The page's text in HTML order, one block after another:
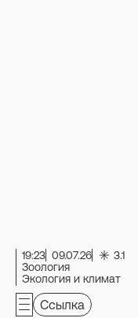
19:23 09.07.26
3.1
Зоология
Экология и климат
Ссылка